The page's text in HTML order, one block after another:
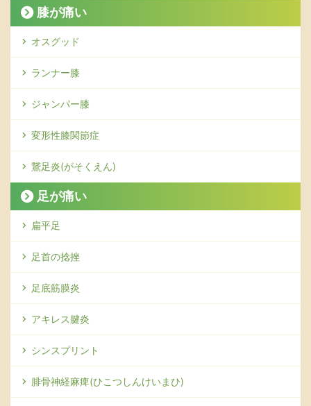
膝が痛い
オスグッド
ランナー膝
ジャンパー膝
変形性膝関節症
鵞足炎(がそくえん)
足が痛い
扁平足
足首の捻挫
足底筋膜炎
アキレス腱炎
シンスプリント
腓骨神経麻痺(ひこつしんけいまひ)